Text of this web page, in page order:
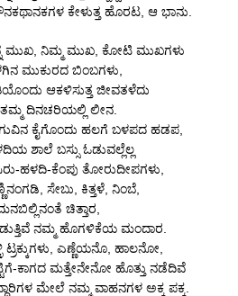
ಕೇಳುತ್ತ ಹೊರಟ, ಆ ಭಾನು.
ಮುಖ, ನಿಮ್ಮ ಮುಖ, ಕೋಟಿ ಮುಖಗಳು
ಮುಕುರದ ಬಿಂಬಗಳು,
ಆಕಳಿಸುತ್ತ ಜೀವತಳೆದು
ದಿನಚರಿಯಲ್ಲಿ ಲೀನ.
ಕೈಗೊಂದು ಹಲಗೆ ಬಳಪದ ಹಡಪ,
ಶಾಲೆ ಬಸ್ಸು ಓಡುವಲ್ಲೆಲ್ಲ
ಹಳದಿ-ಕೆಂಪು ತೋರುದೀಪಗಳು,
ಸೇಬು, ಕಿತ್ತಳೆ, ನಿಂಬೆ,
ಚಿತ್ತಾರ,
ನಮ್ಮ ಹೊಗಳಿಕೆಯ ಮಂದಾರ.
ಟ್ರಕ್ಕುಗಳು, ಎಣ್ಣೆಯನೊ, ಹಾಲನೋ,
ಕಾಗದ ಮತ್ತೇನೇನೋ ಹೊತ್ತು ನಡೆದಿವೆ
ಮೇಲೆ ನಮ್ಮ ವಾಹನಗಳ ಅಕ್ಕ ಪಕ್ಕ.